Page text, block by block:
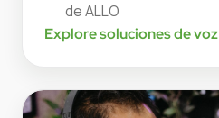
de ALLO
Explore soluciones de voz